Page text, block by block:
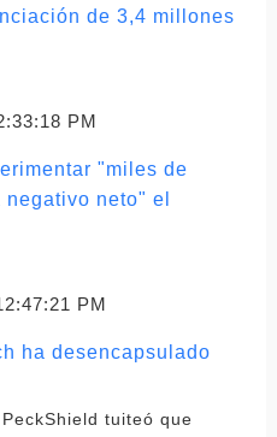
de 3,4 millones
PM
"miles de
neto" el
PM
ha desencapsulado
tuiteó que